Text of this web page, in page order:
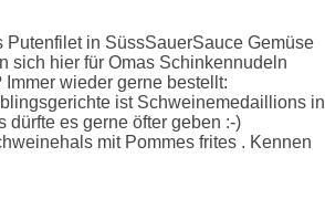
in SüssSauerSauce Gemüse
sich hier für Omas Schinkennudeln
wieder gerne bestellt:
ist Schweinemedaillions in
es gerne öfter geben :-)
mit Pommes frites . Kennen